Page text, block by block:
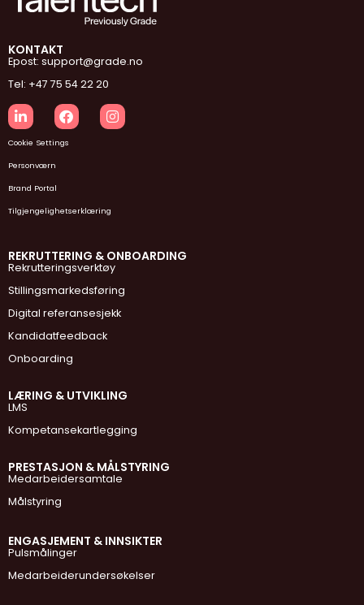
KONTAKT
Epost: support@grade.no
Tel: +47 75 54 22 20
Cookie Settings
Personværn
Brand Portal
Tilgjengelighetserklæring
REKRUTTERING & ONBOARDING
Rekrutteringsverktøy
Stillingsmarkedsføring
Digital referansesjekk
Kandidatfeedback
Onboarding
LÆRING & UTVIKLING
LMS
Kompetansekartlegging
PRESTASJON & MÅLSTYRING
Medarbeidersamtale
Målstyring
ENGASJEMENT & INNSIKTER
Pulsmålinger
Medarbeiderundersøkelser